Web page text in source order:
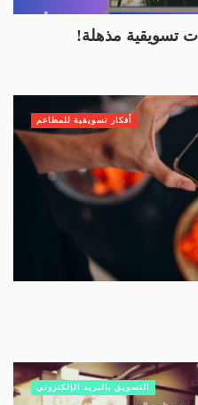
أفكار تسويقية للمطاعم
التسويق بالبريد الإلكتروني